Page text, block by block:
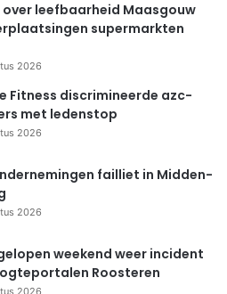
over leefbaarheid Maasgouw
supermarkten
2026
Fitness discrimineerde azc-
met ledenstop
2026
failliet in Midden-
2026
weekend weer incident
Roosteren
2026